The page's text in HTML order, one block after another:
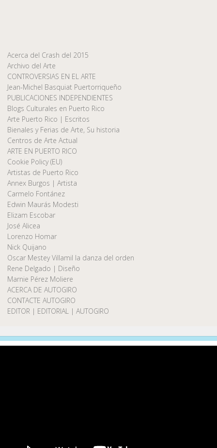
Acerca del Crash del 2015
Archivo del Arte
CONTROVERSIAS EN EL ARTE
Jean-Michel Basquiat Puertorriqueño
PUBLICACIONES INDEPENDIENTES
Blogs Culturales en Puerto Rico
Arte Puerto Rico | Escritos
Bienales y Ferias de Arte, Su historia
Centros de Arte Actual
ARTE EN PUERTO RICO
Cookie Policy (EU)
Artistas de Puerto Rico
Annex Burgos | Artista
Carmelo Fontánez
Edwin Maurás Modesti
Elizam Escobar
José Alicea
Lorenzo Homar
Nick Quijano
Oscar Mestey Villamil la danza del orden
Rene Delgado | Diseño
Marnie Pérez Moliere
ACERCA DE AUTOGIRO
CONTACTE AUTOGIRO
EDITOR | EDITORIAL | AUTOGIRO